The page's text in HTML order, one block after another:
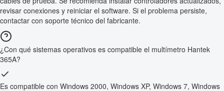
revisar conexiones y reiniciar el software. Si el problema persiste,
contactar con soporte técnico del fabricante.
¿Con qué sistemas operativos es compatible el multímetro Hantek
365A?
Es compatible con Windows 2000, Windows XP, Windows 7, Windows